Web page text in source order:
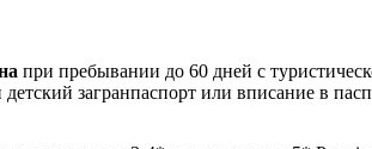
при пребывании до 60 дней с
загранпаспорт или вписание в